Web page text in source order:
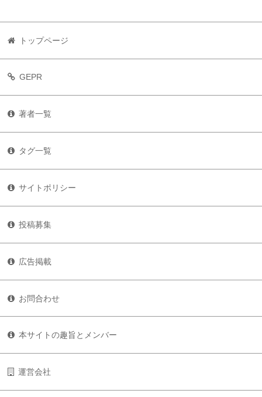
トップページ
GEPR
著者一覧
タグ一覧
サイトポリシー
投稿募集
広告掲載
お問合わせ
本サイトの趣旨とメンバー
運営会社